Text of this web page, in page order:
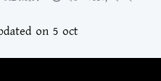
on 5 oct